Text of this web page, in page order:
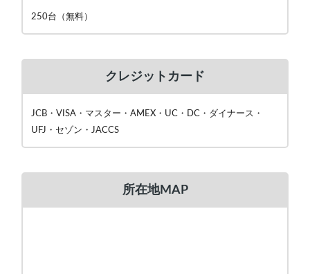
250台（無料）
クレジットカード
JCB・VISA・マスター・AMEX・UC・DC・ダイナース・
UFJ・セゾン・JACCS
所在地MAP